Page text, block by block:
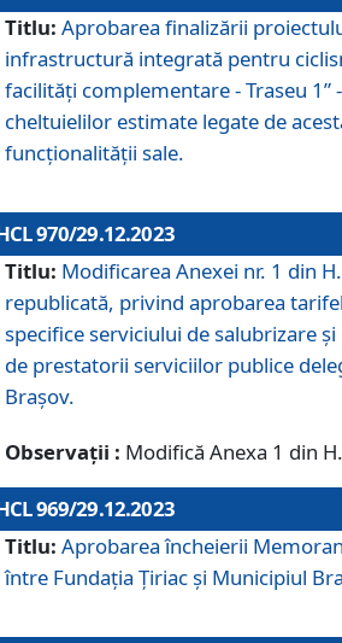
Titlu: Aprobarea finalizării
infrastructură integrată pentru
facilităţi complementare - Traseu 1”
cheltuielilor estimate legate de
funcționalității sale.
970/29.12.2023
Titlu: Modificarea Anexei nr. 1 din
republicată, privind aprobarea
specifice serviciului de salubrizare
de prestatorii serviciilor publice
Brașov.
Observații : Modifică Anexa 1 din
969/29.12.2023
Titlu: Aprobarea încheierii
între Fundația Țiriac și Municipiul